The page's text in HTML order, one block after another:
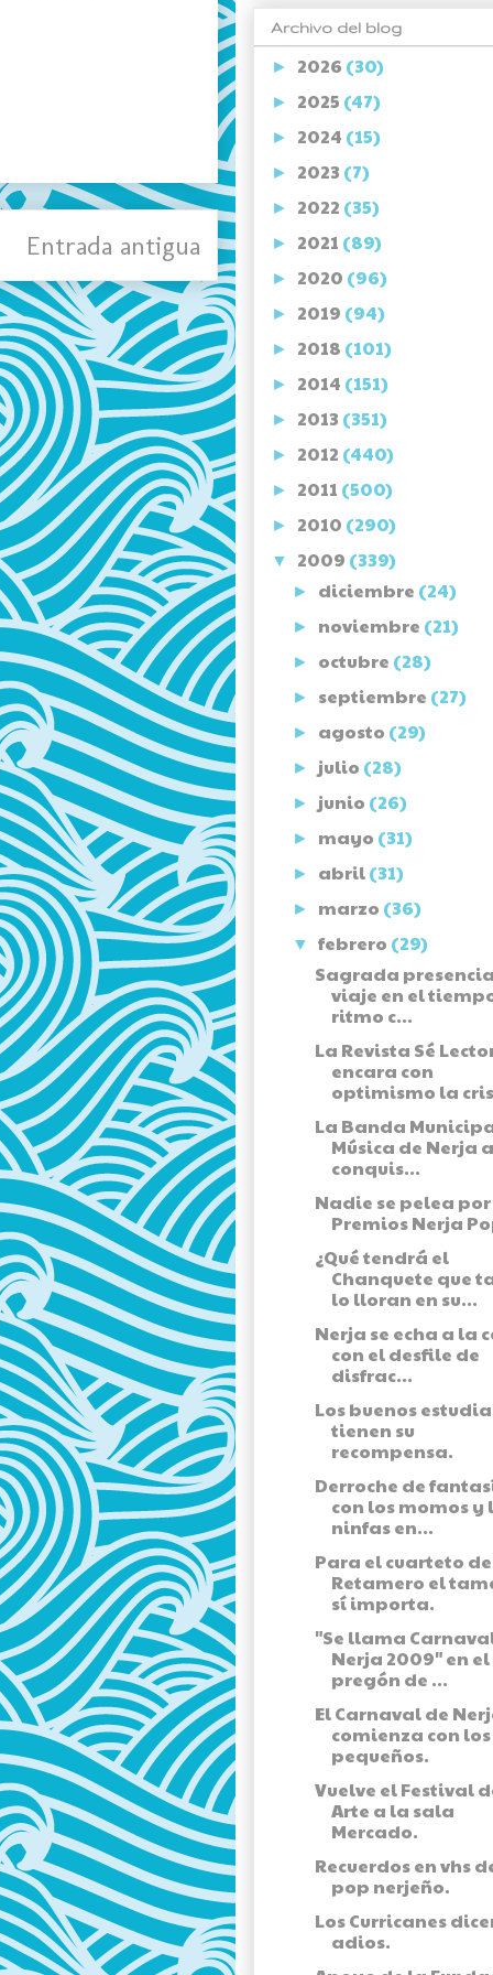
Entrada antigua
Archivo del blog
► 2026 (30)
► 2025 (47)
► 2024 (15)
► 2023 (7)
► 2022 (35)
► 2021 (89)
► 2020 (96)
► 2019 (94)
► 2018 (101)
► 2014 (151)
► 2013 (351)
► 2012 (440)
► 2011 (500)
► 2010 (290)
▼ 2009 (339)
► diciembre (24)
► noviembre (21)
► octubre (28)
► septiembre (27)
► agosto (29)
► julio (28)
► junio (26)
► mayo (31)
► abril(31)
► marzo (36)
▼febrero (29)
Sagrada
viaje en el
ritmo c...
La Revista Sé
encara con
optimismo la
La Banda
Música de Nerja
conquis...
Nadie se pelea por
Premios Nerja
¿Qué tendrá el
Chanquete que
lo lloran en su...
Nerja se echa a la
con el desfile de
disfrac...
Los buenos
tienen su
recompensa.
Derroche de
con los momos y
ninfas en...
Para el cuarteto de
Retamero el
sí importa.
"Se llama
Nerja 2009" en el
pregón de ...
El Carnaval de
comienza con
pequeños.
Vuelve el Festival
Arte a la sala
Mercado.
Recuerdos en vhs
pop nerjeño.
Los Curricanes
adios.